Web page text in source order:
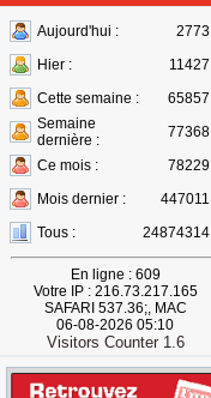
Aujourd'hui :
2773
Hier :
11427
Cette semaine :
65857
Semaine
dernière :
77368
Ce mois :
78229
Mois dernier :
447011
Tous :
24874314
En ligne : 609
Votre IP : 216.73.217.165
SAFARI 537.36;, MAC
06-08-2026 05:10
Visitors Counter 1.6